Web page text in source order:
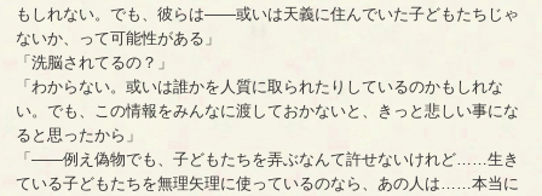
もしれない。でも、彼らは――或いは天義に住んでいた子どもたちじゃ
ないか、って可能性がある」
「洗脳されてるの？」
「わからない。或いは誰かを人質に取られたりしているのかもしれな
い。でも、この情報をみんなに渡しておかないと、きっと悲しい事にな
ると思ったから」
「――例え偽物でも、子どもたちを弄ぶなんて許せないけれど……生き
ている子どもたちを無理矢理に使っているのなら、あの人は……本当に